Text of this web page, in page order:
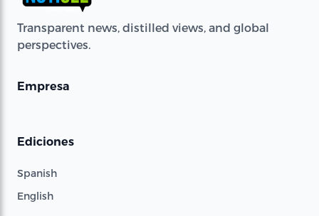
Transparent news, distilled views, and global
perspectives.
Empresa
Ediciones
Spanish
English